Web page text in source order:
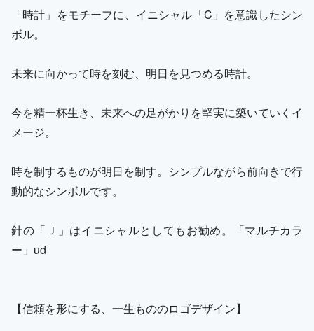
「時計」をモチーフに、イニシャル「C」を意識したシン
ボル。
未来に向かって時を刻む、明日を見つめる時計。
今を精一杯生き、未来への足がかりを堅実に築いていくイ
メージ。
時を制するものが明日を制す。シンプルながら前向きで行
動的なシンボルです。
針の「Ｊ」はイニシャルとしてもお勧め。「マルチカラ
ー」ud
【信頼を形にする、一生もののロゴデザイン】